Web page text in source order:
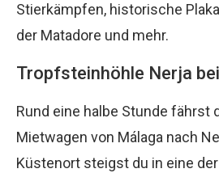
Stierkämpfen, historische
der Matadore und mehr.
Tropfsteinhöhle Nerja
Rund eine halbe Stunde fährst
Mietwagen von Málaga nach
Küstenort steigst du in eine